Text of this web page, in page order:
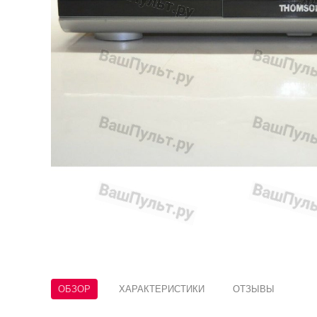
ОБЗОР ХАРАКТЕРИСТИКИ ОТЗЫВЫ